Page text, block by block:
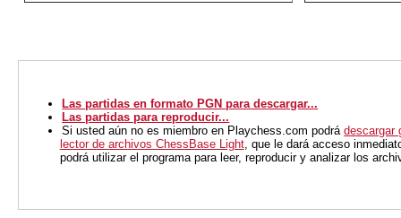
Las partidas en formato PGN para descargar...
Las partidas para reproducir...
Si usted aún no es miembro en Playchess.com podrádescargar
lector de archivos ChessBase Light, que le dará acceso
podrá utilizar el programa para leer, reproducir y analizar los